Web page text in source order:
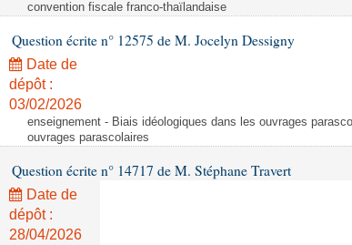
convention fiscale franco-thaïlandaise
Question écrite n° 12575 de M. Jocelyn Dessigny
Date de
dépôt :
03/02/2026
enseignement - Biais idéologiques dans les ouvrages
ouvrages parascolaires
Question écrite n° 14717 de M. Stéphane Travert
Date de
dépôt :
28/04/2026